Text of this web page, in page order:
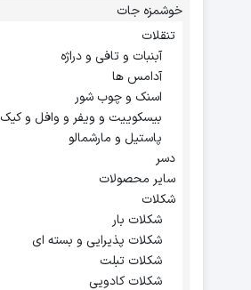
خوشمزه جات
تنقلات
آبنبات و تافی و دراژه
آدامس ها
اسنک و چوب شور
بیسکوییت و ویفر و وافل و کیک
پاستیل و مارشمالو
دسر
سایر محصولات
شکلات
شکلات بار
شکلات پذیرایی و بسته ای
شکلات تبلت
شکلات کادویی